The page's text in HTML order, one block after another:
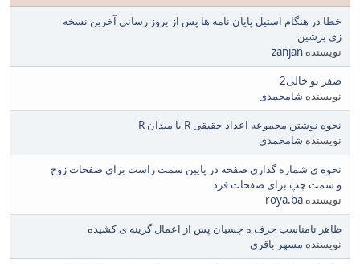
خطا در هنگام استیل پایان نامه ها پس از بروز رسانی آخرین نسخه
زی پرشین
نویسنده zanjan
صفر تو خالی2
نویسنده شامحمدی
نحوه نوشتن مجموعه اعداد حقیقی R یا میدان R
نویسنده شامحمدی
نحوه ی شماره گذاری صفحه در پایین سمت راست برای صفحات زوج
و سمت چپ برای صفحات فرد
نویسنده roya.ba
ظاهر نامناسب حرف ه چسبان پس از اعمال گزینه ی کشیده
نویسنده مسهر باقری